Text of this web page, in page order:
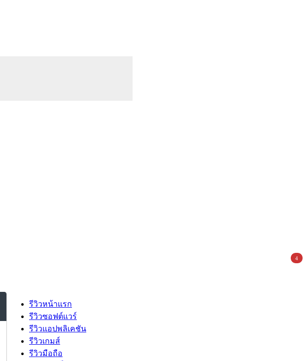
รีวิวหน้าแรก
รีวิวซอฟต์แวร์
รีวิวแอปพลิเคชัน
รีวิวเกมส์
รีวิวมือถือ
4